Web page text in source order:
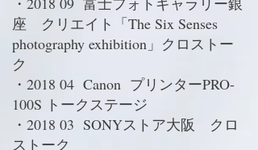
座 クリエイト「The Six Senses
photography exhibition」クロストー
ク
・2018 04 Canon プリンターPRO-
100S トークステージ
・2018 03 SONYストア大阪 クロ
ストーク